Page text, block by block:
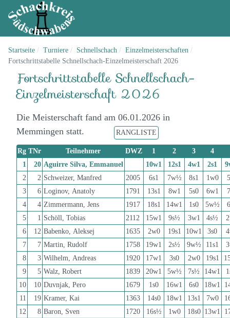
Startseite Turniere Schnellschach
Einzelmeisterschaften
Fortschrittstabelle Schnellschach-Einzelmeisterschaft 2026
Fortschrittstabelle Schnellschach-
Einzelmeisterschaft 2026
Die Meisterschaft fand am 06.01.2026 in
Memmingen statt.
RANGLISTE
Rg TNr Teilnehmer DWZ 1 2 3 4
1
20 Aguirre Silva, Emmanuel 10w1 12s1 4w1 2s1
2
2 Schweizer, Manfred 2005 6s1 7w½ 8s1 1w0
3
6 Loginov, Anatoly 1791 13s1 8w1 5s0 6w1
4
4 Zimmermann, Jens 1917 18s1 14w1 1s0 5w½
5
1 Schöll, Tobias 2112 15w1 9s½ 3w1 4s½
6
12 Babenko, Aleksej 1635 2w0 19s1 10w1 3s0
7
7 Martin, Rudolf 1758 19w1 2s½ 9w½ 11s1
8
3 Wilhelm, Andreas 1920 17w1 3s0 2w0 19s1
9
5 Walz, Robert 1839 20w1 5w½ 7s½ 14w1
10
10 Duvnjak, Pero 1679 1s0 16w1 6s0 18w1
11
19 Kramer, Kai 1363 14s0 18w1 13s1 7w0
12
8 Baron, Sven 1720 16s½ 1w0 18s0 13w1